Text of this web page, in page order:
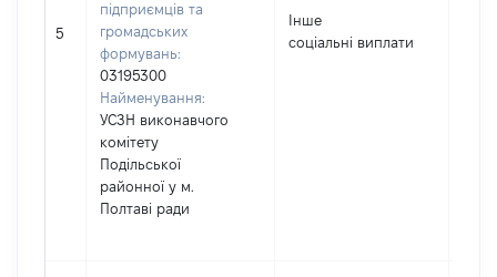
5
підприємців та
громадських
формувань:
03195300
Найменування:
УСЗН виконавчого
комітету
Подільської
районної у м.
Полтаві ради
Інше
соціальні виплати